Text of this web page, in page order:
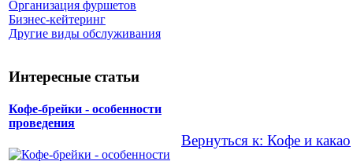
Организация фуршетов
Бизнес-кейтеринг
Другие виды обслуживания
Интересные статьи
Кофе-брейки - особенности
проведения
Вернуться к: Кофе и какао